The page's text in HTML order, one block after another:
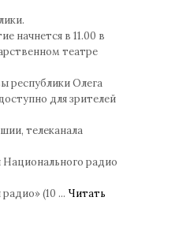
начнется в 11.00 в
театре
республики Олега
для зрителей
телеканала
радио
(10 ... Читать